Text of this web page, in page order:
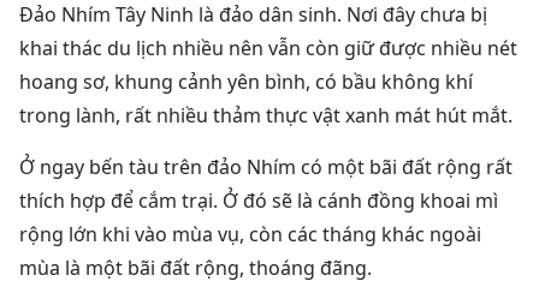
Đảo Nhím Tây Ninh là đảo dân sinh. Nơi đây chưa bị
khai thác du lịch nhiều nên vẫn còn giữ được nhiều nét
hoang sơ, khung cảnh yên bình, có bầu không khí
trong lành, rất nhiều thảm thực vật xanh mát hút mắt.
Ở ngay bến tàu trên đảo Nhím có một bãi đất rộng rất
thích hợp để cắm trại. Ở đó sẽ là cánh đồng khoai mì
rộng lớn khi vào mùa vụ, còn các tháng khác ngoài
mùa là một bãi đất rộng, thoáng đãng.